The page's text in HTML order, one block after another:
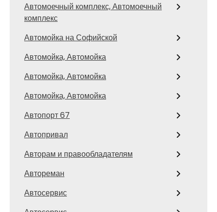
Автомоечный комплекс, Автомоечный
комплекс
Автомойка на Софийской
Автомойка, Автомойка
Автомойка, Автомойка
Автомойка, Автомойка
Автопорт 67
Автопривал
Авторам и правообладателям
Автореман
Автосервис